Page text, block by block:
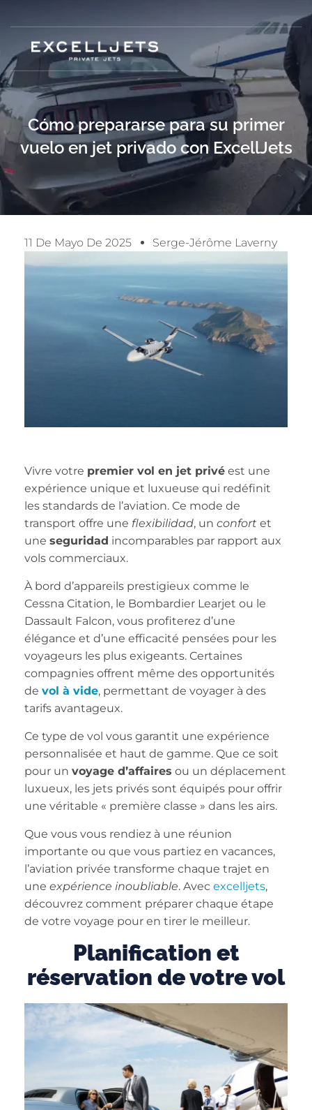
Cómo prepararse para su primer
vuelo en jet privado con ExcellJets
11 De Mayo De 2025 Serge-Jérôme Laverny
Vivre votre premier vol en jet privé est une
expérience unique et luxueuse qui redéfinit
les standards de l’aviation. Ce mode de
transport offre une flexibilidad, un confort et
une seguridad incomparables par rapport aux
vols commerciaux.
À bord d’appareils prestigieux comme le
Cessna Citation, le Bombardier Learjet ou le
Dassault Falcon, vous profiterez d’une
élégance et d’une efficacité pensées pour les
voyageurs les plus exigeants. Certaines
compagnies offrent même des opportunités
de vol à vide, permettant de voyager à des
tarifs avantageux.
Ce type de vol vous garantit une expérience
personnalisée et haut de gamme. Que ce soit
pour un voyage d’affaires ou un déplacement
luxueux, les jets privés sont équipés pour offrir
une véritable « première classe » dans les airs.
Que vous vous rendiez à une réunion
importante ou que vous partiez en vacances,
l’aviation privée transforme chaque trajet en
une expérience inoubliable. Avec excelljets,
découvrez comment préparer chaque étape
de votre voyage pour en tirer le meilleur.
Planification et
réservation de votre vol